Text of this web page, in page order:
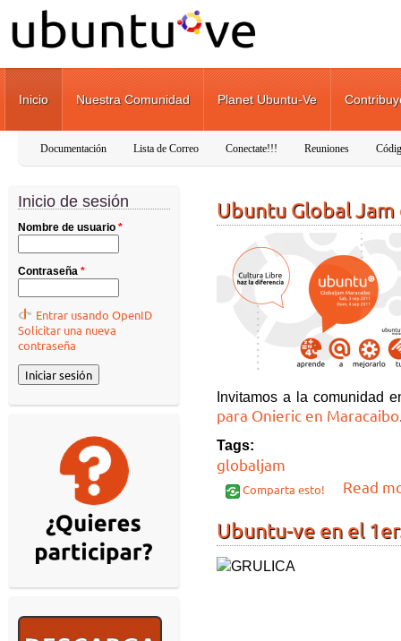
Pasar al contenido principal
Inicio Nuestra Comunidad Planet Ubuntu-Ve
Documentación Lista de Correo Conectate!!! Reuniones
Inicio de sesión
Nombre de usuario *
Contraseña *
Entrar usando OpenID
Solicitar una nueva
contraseña
Ubuntu Global
Invitamos a la comunidad
para Onieric en Maracaibo
Tags:
globaljam
Comparta esto! Read
Ubuntu-ve en el